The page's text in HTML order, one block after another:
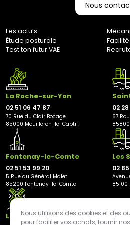
70 rue du Clair Bocage
Nous
Les actu’s
Étude posturale
Test ton futur VAE
La Roche-sur-Yon
02 51 06 47 87
70 Rue du Clair Bocage
85000 Mouilleron-le-Captif
02
67
Fontenay-le-Comte
02 51 53 99 20
5 Rue du Général Malet
85200 Fontenay-le-Comte
Les
02
85100
Les Herbiers
Nous utilisons des cookies et des
pour faciliter vos achats, fournir